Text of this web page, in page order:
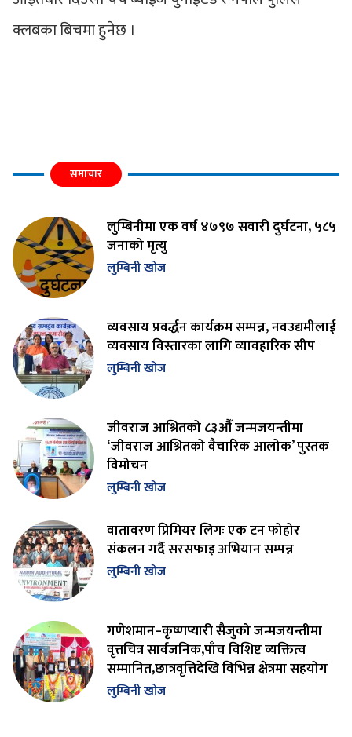
क्लबका बिचमा हुनेछ ।
समाचार
लुम्बिनीमा एक वर्ष ४७९७ सवारी दुर्घटना, ५८५
जनाको मृत्यु
लुम्बिनी खोज
व्यवसाय प्रवर्द्धन कार्यक्रम सम्पन्न, नवउद्यमीलाई
व्यवसाय विस्तारका लागि व्यावहारिक सीप
लुम्बिनी खोज
जीवराज आश्रितको ८३औँ जन्मजयन्तीमा
‘जीवराज आश्रितको वैचारिक आलोक’ पुस्तक
विमोचन
लुम्बिनी खोज
वातावरण प्रिमियर लिगः एक टन फोहोर
संकलन गर्दै सरसफाइ अभियान सम्पन्न
लुम्बिनी खोज
गणेशमान–कृष्णप्यारी सैजुको जन्मजयन्तीमा
वृत्तचित्र सार्वजनिक,पाँच विशिष्ट व्यक्तित्व
सम्मानित,छात्रवृत्तिदेखि विभिन्न क्षेत्रमा सहयोग
लुम्बिनी खोज